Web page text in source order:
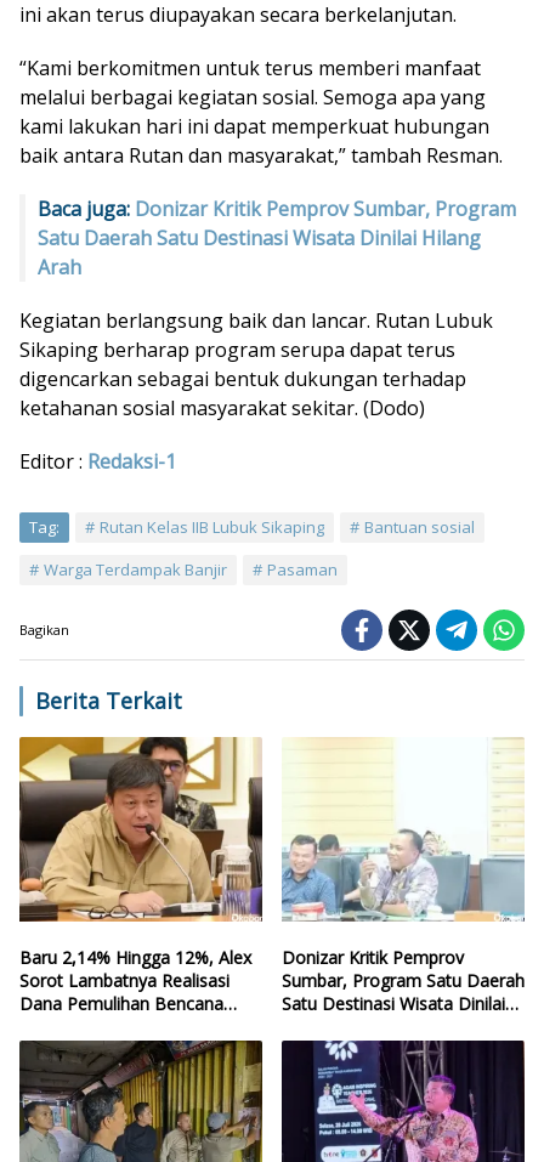
ini akan terus diupayakan secara berkelanjutan.
“Kami berkomitmen untuk terus memberi manfaat
melalui berbagai kegiatan sosial. Semoga apa yang
kami lakukan hari ini dapat memperkuat hubungan
baik antara Rutan dan masyarakat,” tambah Resman.
Baca juga: Donizar Kritik Pemprov Sumbar, Program
Satu Daerah Satu Destinasi Wisata Dinilai Hilang
Arah
Kegiatan berlangsung baik dan lancar. Rutan Lubuk
Sikaping berharap program serupa dapat terus
digencarkan sebagai bentuk dukungan terhadap
ketahanan sosial masyarakat sekitar. (Dodo)
Editor : Redaksi-1
Tag: Rutan Kelas IIB Lubuk Sikaping
Bantuan sosial
Warga Terdampak Banjir
Pasaman
Bagikan
Berita Terkait
Baru 2,14% Hingga 12%, Alex
Sorot Lambatnya Realisasi
Dana Pemulihan Bencana
Donizar Kritik Pemprov
Sumbar, Program Satu Daerah
Satu Destinasi Wisata Dinilai